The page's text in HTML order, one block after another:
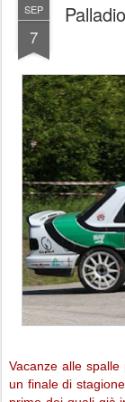
SEP
7
Vacanze alle
un finale di